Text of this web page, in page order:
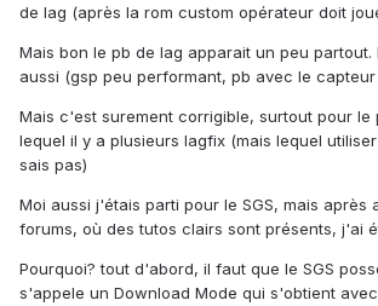
de lag (après la rom custom opérateur doit
Mais bon le pb de lag apparait un peu partout.
aussi (gsp peu performant, pb avec le
Mais c'est surement corrigible, surtout pour le
lequel il y a plusieurs lagfix (mais lequel
sais pas)
Moi aussi j'étais parti pour le SGS, mais après
forums, où des tutos clairs sont présents, j'ai
Pourquoi? tout d'abord, il faut que le SGS
s'appele un Download Mode qui s'obtient